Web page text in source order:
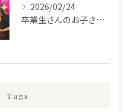
2026/02/24
卒業生さんのお子さんに会って来ました✨
Tags